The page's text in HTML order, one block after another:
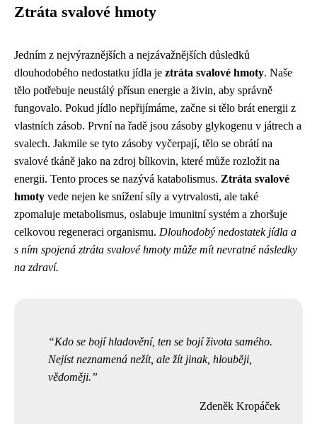
Ztráta svalové hmoty
Jedním z nejvýraznějších a nejzávažnějších důsledků
dlouhodobého nedostatku jídla je ztráta svalové hmoty. Naše
tělo potřebuje neustálý přísun energie a živin, aby správně
fungovalo. Pokud jídlo nepřijímáme, začne si tělo brát energii z
vlastních zásob. První na řadě jsou zásoby glykogenu v játrech a
svalech. Jakmile se tyto zásoby vyčerpají, tělo se obrátí na
svalové tkáně jako na zdroj bílkovin, které může rozložit na
energii. Tento proces se nazývá katabolismus. Ztráta svalové
hmoty vede nejen ke snížení síly a vytrvalosti, ale také
zpomaluje metabolismus, oslabuje imunitní systém a zhoršuje
celkovou regeneraci organismu. Dlouhodobý nedostatek jídla a
s ním spojená ztráta svalové hmoty může mít nevratné následky
na zdraví.
Kdo se bojí hladovění, ten se bojí života samého.
Nejíst neznamená nežít, ale žít jinak, hlouběji,
vědoměji.
Zdeněk Kropáček